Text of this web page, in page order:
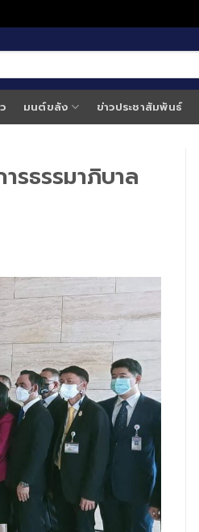
มนต์ขลัง ข่าวประชาสัมพันธ์
รธรรมาภิบาล